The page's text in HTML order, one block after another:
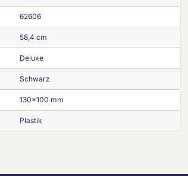
62606
58,4 cm
Deluxe
Schwarz
130x100 mm
Plastik